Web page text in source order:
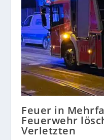
Feuer in
Feuerwehr
Verletzten